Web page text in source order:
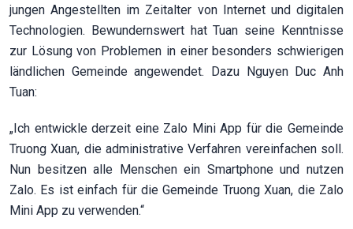
jungen Angestellten im Zeitalter von Internet und digitalen
Technologien. Bewundernswert hat Tuan seine Kenntnisse
zur Lösung von Problemen in einer besonders schwierigen
ländlichen Gemeinde angewendet. Dazu Nguyen Duc Anh
Tuan:
„Ich entwickle derzeit eine Zalo Mini App für die Gemeinde
Truong Xuan, die administrative Verfahren vereinfachen soll.
Nun besitzen alle Menschen ein Smartphone und nutzen
Zalo. Es ist einfach für die Gemeinde Truong Xuan, die Zalo
Mini App zu verwenden.“